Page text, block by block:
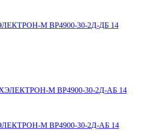
М ВР4900-30-2Д-ДБ 14
М ВР4900-30-2Д-АБ 14